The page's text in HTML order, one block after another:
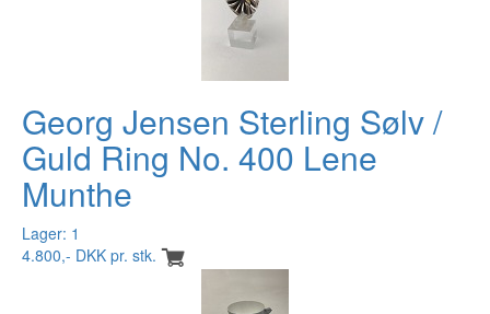
Georg Jensen Sterling Sølv /
Guld Ring No. 400 Lene
Munthe
Lager: 1
4.800,- DKK pr. stk.